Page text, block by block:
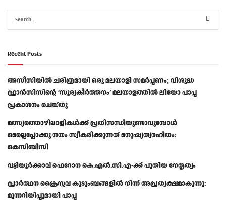
Recent Posts
അസീസിയിൽ ചരിത്രമായി ഒരു മലയാളി സമർപ്പണം; വിശുദ്ധ
ഫ്രാൻസിസിന്റെ ‘സൂര്യകീർത്തനം’ മലയാളത്തിൽ ലിയോ പാപ്പ
പ്രകാശനം ചെയ്തു
മത്സ്യത്തൊഴിലാളികള്‍ക്ക് പ്രതിസന്ധിയുണ്ടാവുമ്പോള്‍
മെല്ലെപ്പോക്കു നയം സ്വീകരിക്കുന്നത് മനുഷ്യത്വരഹിതം:
കെസിബിസി
വട്ടിയൂർക്കാവ് ഫെറോന കെ.എൽ.സി.എ-ക്ക് പുതിയ നേതൃത്വം
പ്രാര്‍ത്ഥന ക്രൈസ്തവ കുടുംബങ്ങളില്‍ നിന്ന് അപ്രത്യക്ഷമാകുന്നു:
മുന്നറിയിപ്പുമായി പാപ്പ